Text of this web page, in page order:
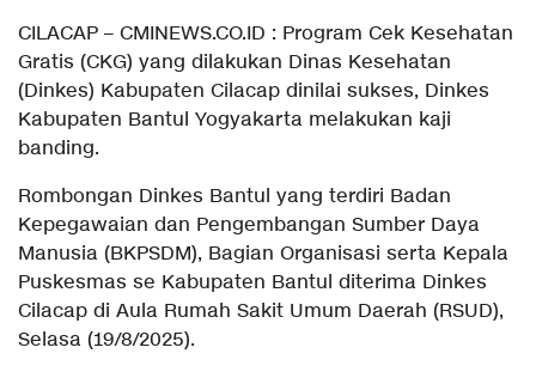
CILACAP – CMINEWS.CO.ID : Program Cek Kesehatan
Gratis (CKG) yang dilakukan Dinas Kesehatan
(Dinkes) Kabupaten Cilacap dinilai sukses, Dinkes
Kabupaten Bantul Yogyakarta melakukan kaji
banding.
Rombongan Dinkes Bantul yang terdiri Badan
Kepegawaian dan Pengembangan Sumber Daya
Manusia (BKPSDM), Bagian Organisasi serta Kepala
Puskesmas se Kabupaten Bantul diterima Dinkes
Cilacap di Aula Rumah Sakit Umum Daerah (RSUD),
Selasa (19/8/2025).